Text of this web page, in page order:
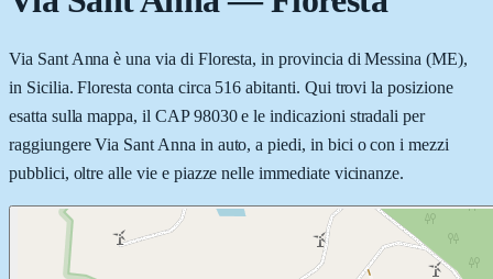
Via Sant Anna è una via di Floresta, in provincia di Messina (ME),
in Sicilia. Floresta conta circa 516 abitanti. Qui trovi la posizione
esatta sulla mappa, il CAP 98030 e le indicazioni stradali per
raggiungere Via Sant Anna in auto, a piedi, in bici o con i mezzi
pubblici, oltre alle vie e piazze nelle immediate vicinanze.